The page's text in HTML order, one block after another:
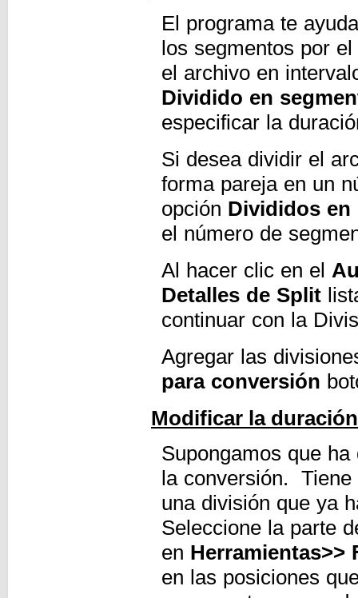
El programa te
los segmentos por
el archivo en
Dividido en
especificar la
Si desea dividir el
forma pareja en un
opción Divididos en
el número de
Al hacer clic en el
Detalles de Split
continuar con la
Agregar las
para conversión
Modificar la
Supongamos que
la conversión.
una división que ya
Seleccione la parte
en Herramientas>>
en las posiciones